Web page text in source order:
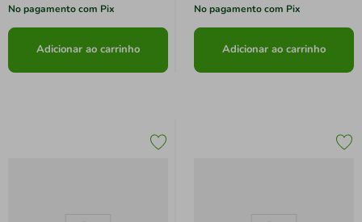
No pagamento com Pix
Adicionar ao carrinho
No pagamento com Pix
Adicionar ao carrinho